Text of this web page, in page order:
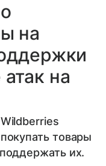
на
на
товары
их.